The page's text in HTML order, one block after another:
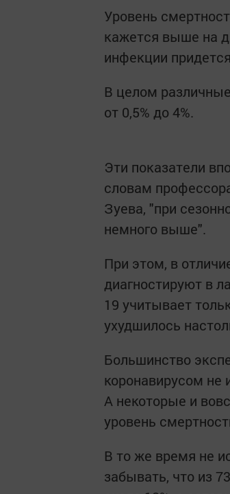
Уровень
кажется выше на
инфекции
В целом
от 0,5% до 4%.
Эти показатели
словам
Зуева, "при
немного выше".
При этом, в
диагностируют в
19 учитывает
ухудшилось
Большинство
коронавирусом
А некоторые и
уровень
В то же время не
забывать, что из